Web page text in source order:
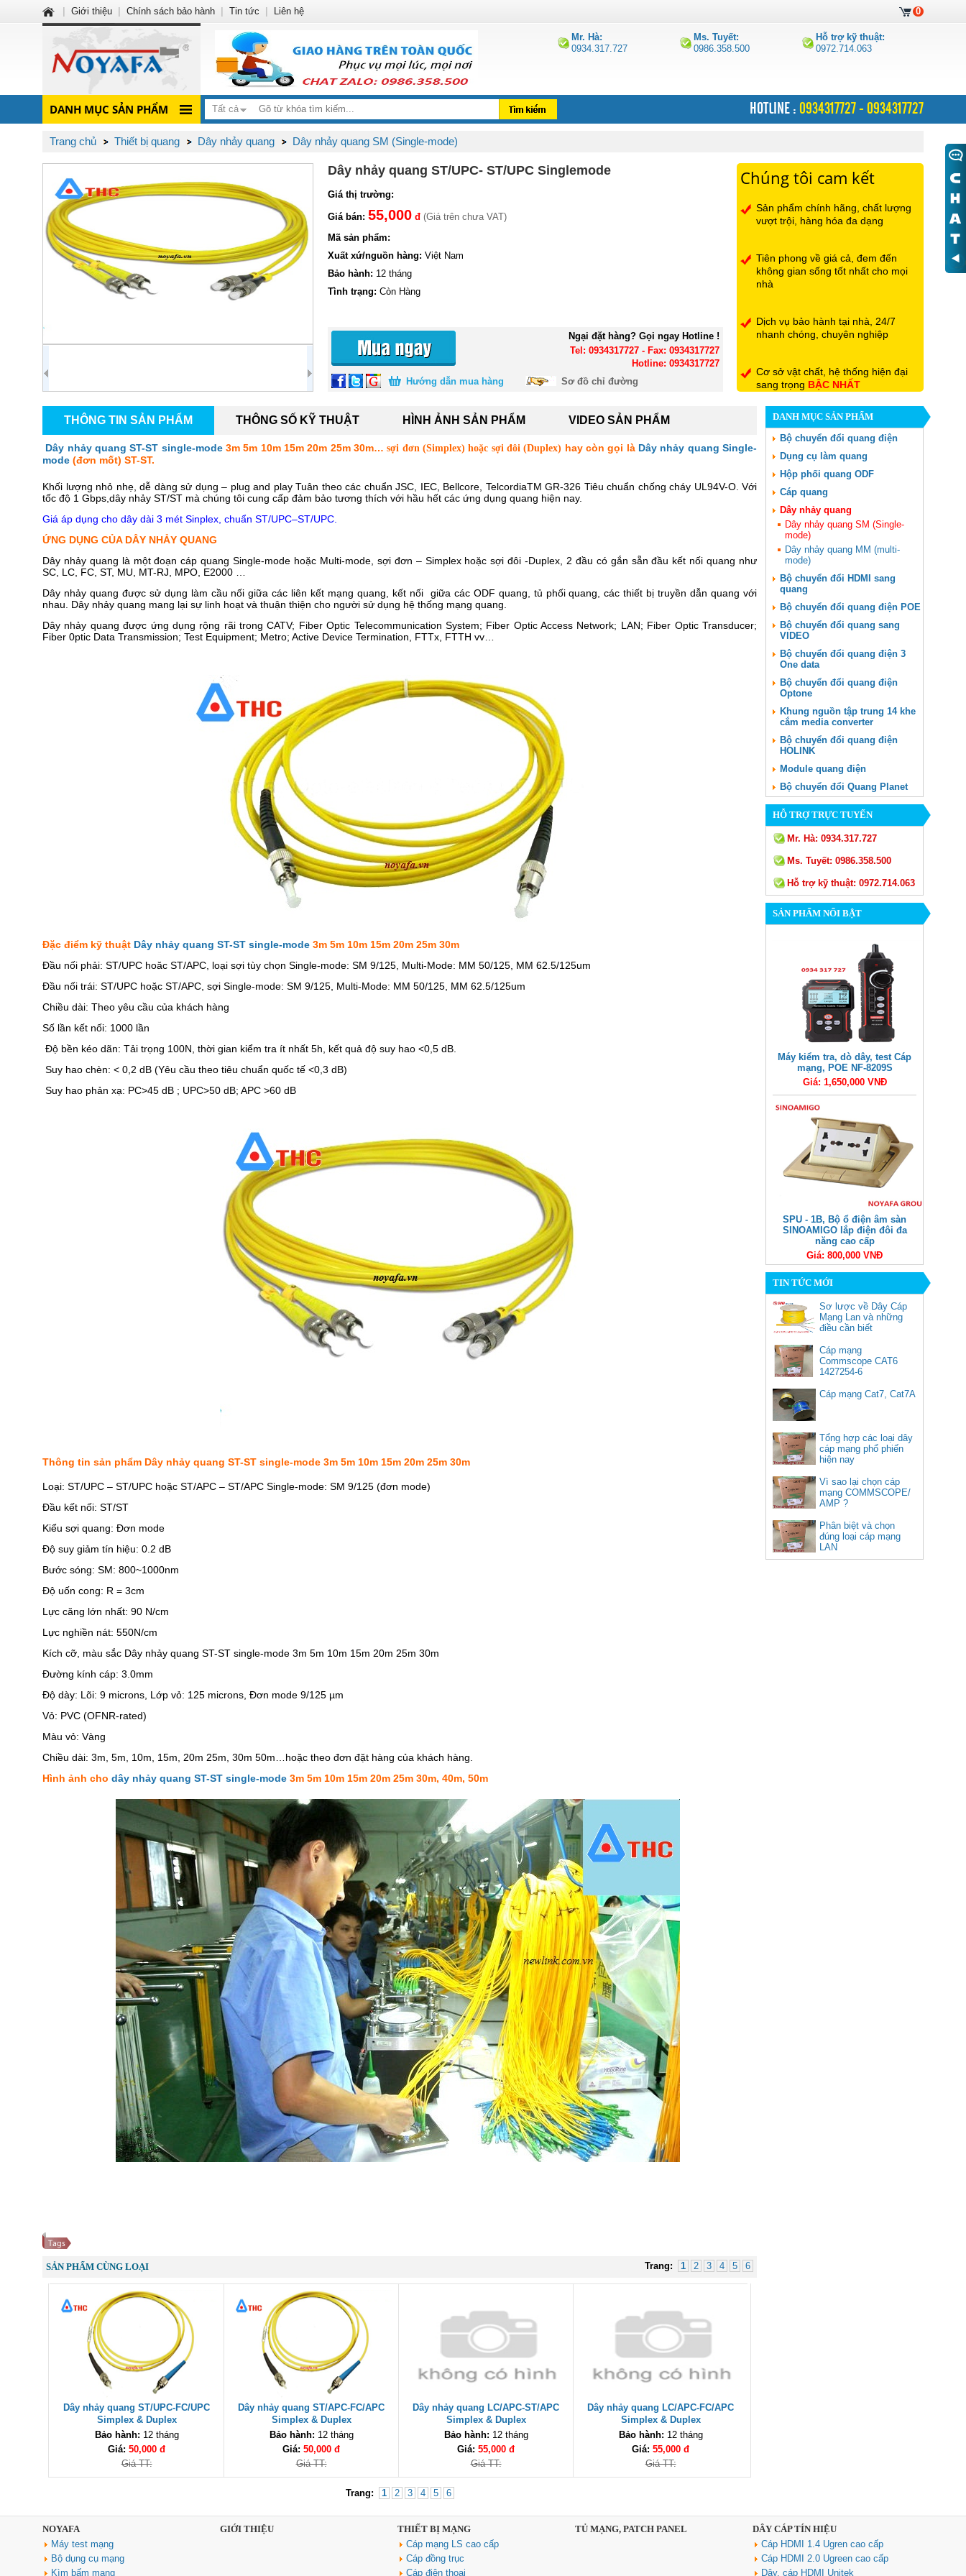
Mr. Hà:
0934.317.727
Ms. Tuyết:
0986.358.500
Hỗ trợ kỹ thuật:
0972.714.063
DANH MỤC SẢN PHẨM Tất cả HOTLINE : 0934317727 - 0934317727
Trang chủ Thiết bị quang Dây nhảy quang Dây nhảy quang SM (Single-mode)
Dây nhảy quang ST/UPC- ST/UPC Singlemode
Giá thị trường:
Giá bán: 55,000 đ (Giá trên chưa VAT)
Mã sản phẩm:
Xuất xứ/nguồn hàng: Việt Nam
Bảo hành: 12 tháng
Tình trạng: Còn Hàng
Ngại đặt hàng? Gọi ngay Hotline !
Tel: 0934317727 - Fax: 0934317727
Hotline: 0934317727
Hướng dẫn mua hàng
Sơ đồ chỉ đường
Chúng tôi cam kết
Sản phẩm chính hãng, chất lượng
vượt trội, hàng hóa đa dạng
Tiên phong về giá cả, đem đến
không gian sống tốt nhất cho mọi
nhà
Dịch vụ bảo hành tại nhà, 24/7
nhanh chóng, chuyên nghiệp
Cơ sở vật chất, hệ thống hiện đại
sang trọng BẬC NHẤT
Đội ngũ nhân viên có trình độ
chuyên môn, tận tình hết mình vì
khách hàng
THÔNG TIN SẢN PHẨM THÔNG SỐ KỸ THUẬT HÌNH ẢNH SẢN PHẨM VIDEO SẢN PHẨM
Dây nhảy quang ST-ST single-mode3m 5m 10m 15m 20m 25m 30m…sợi đơn (Simplex) hoặc sợi đôi (Duplex) hay còn gọi là Dây nhảy quang Single-
mode (đơn mốt) ST-ST.
Khối lượng nhỏ nhẹ, dễ dàng sử dụng – plug and play Tuân theo các chuẩn JSC, IEC, Bellcore, TelcordiaTM GR-326 Tiêu chuẩn chống cháy UL94V-O. Với
tốc độ 1 Gbps,dây nhảy ST/ST mà chúng tôi cung cấp đảm bảo tương thích với hầu hết các ứng dụng quang hiện nay.
Giá áp dụng cho dây dài 3 mét Sinplex, chuẩn ST/UPC–ST/UPC.
ỨNG DỤNG CỦA DÂY NHẢY QUANG
Dây nhảy quang là một đoạn cáp quang Single-mode hoặc Multi-mode, sợi đơn – Simplex hoặc sợi đôi -Duplex, 2 đầu có gắn sẵn đầu kết nối quang như
SC, LC, FC, ST, MU, MT-RJ, MPO, E2000 …
Dây nhảy quang được sử dụng làm cầu nối giữa các liên kết mạng quang, kết nối giữa các ODF quang, tủ phối quang, các thiết bị truyền dẫn quang với
nhau. Dây nhảy quang mang lại sự linh hoạt và thuận thiện cho người sử dụng hệ thống mạng quang.
Dây nhảy quang được ứng dụng rộng rãi trong CATV; Fiber Optic Telecommunication System; Fiber Optic Access Network; LAN; Fiber Optic Transducer;
Fiber 0ptic Data Transmission; Test Equipment; Metro; Active Device Termination, FTTx, FTTH vv…
Đặc điểm kỹ thuật Dây nhảy quang ST-ST single-mode 3m 5m 10m 15m 20m 25m 30m
Đầu nối phải: ST/UPC hoăc ST/APC, loại sợi tùy chọn Single-mode: SM 9/125, Multi-Mode: MM 50/125, MM 62.5/125um
Đầu nối trái: ST/UPC hoặc ST/APC, sợi Single-mode: SM 9/125, Multi-Mode: MM 50/125, MM 62.5/125um
Chiều dài: Theo yêu cầu của khách hàng
Số lần kết nối: 1000 lần
Độ bền kéo dãn: Tải trọng 100N, thời gian kiểm tra ít nhất 5h, kết quả độ suy hao <0,5 dB.
Suy hao chèn: < 0,2 dB (Yêu cầu theo tiêu chuẩn quốc tế <0,3 dB)
Suy hao phản xạ: PC>45 dB ; UPC>50 dB; APC >60 dB
Thông tin sản phẩm Dây nhảy quang ST-ST single-mode 3m 5m 10m 15m 20m 25m 30m
Loại: ST/UPC – ST/UPC hoặc ST/APC – ST/APC Single-mode: SM 9/125 (đơn mode)
Đầu kết nối: ST/ST
Kiểu sợi quang: Đơn mode
Độ suy giảm tín hiệu: 0.2 dB
Bước sóng: SM: 800~1000nm
Độ uốn cong: R = 3cm
Lực căng lớn nhất: 90 N/cm
Lực nghiền nát: 550N/cm
Kích cỡ, màu sắc Dây nhảy quang ST-ST single-mode 3m 5m 10m 15m 20m 25m 30m
Đường kính cáp: 3.0mm
Độ dày: Lõi: 9 microns, Lớp vỏ: 125 microns, Đơn mode 9/125 µm
Vỏ: PVC (OFNR-rated)
Màu vỏ: Vàng
Chiều dài: 3m, 5m, 10m, 15m, 20m 25m, 30m 50m…hoặc theo đơn đặt hàng của khách hàng.
Hình ảnh cho dây nhảy quang ST-ST single-mode 3m 5m 10m 15m 20m 25m 30m, 40m, 50m
Trang: 1 2 3 4 5 6
SẢN PHẨM CÙNG LOẠI
Dây nhảy quang ST/UPC-FC/UPC
Simplex & Duplex
Bảo hành: 12 tháng
Giá: 50,000 đ
Giá TT:
Dây nhảy quang ST/APC-FC/APC
Simplex & Duplex
Bảo hành: 12 tháng
Giá: 50,000 đ
Giá TT:
Dây nhảy quang LC/APC-ST/APC
Simplex & Duplex
Bảo hành: 12 tháng
Giá: 55,000 đ
Giá TT:
Dây nhảy quang LC/APC-FC/APC
Simplex & Duplex
Bảo hành: 12 tháng
Giá: 55,000 đ
Giá TT:
Trang: 1 2 3 4 5 6
DANH MỤC SẢN PHẨM
Bộ chuyển đổi quang điện
Dụng cụ làm quang
Hộp phối quang ODF
Cáp quang
Dây nhảy quang
Dây nhảy quang SM (Single-
mode)
Dây nhảy quang MM (multi-
mode)
Bộ chuyển đổi HDMI sang
quang
Bộ chuyển đổi quang điện POE
Bộ chuyển đổi quang sang
VIDEO
Bộ chuyển đổi quang điện 3
One data
Bộ chuyển đổi quang điện
Optone
Khung nguồn tập trung 14 khe
cắm media converter
Bộ chuyển đổi quang điện
HOLINK
Module quang điện
Bộ chuyển đổi Quang Planet
HỖ TRỢ TRỰC TUYẾN
Mr. Hà: 0934.317.727
Ms. Tuyết: 0986.358.500
Hỗ trợ kỹ thuật: 0972.714.063
SẢN PHẨM NỔI BẬT
Máy kiểm tra, dò dây, test Cáp
mạng, POE NF-8209S
Giá: 1,650,000 VNĐ
SPU - 1B, Bộ ổ điện âm sàn
SINOAMIGO lắp điện đôi đa
năng cao cấp
Giá: 800,000 VNĐ
50252, Bộ chuyển USB Type C
sang Lan 100/1000 kèm 3 cổng
USB 3.0 Ugreen cao cấp
TIN TỨC MỚI
Sơ lược về Dây Cáp
Mạng Lan và những
điều cần biết
Cáp mạng
Commscope CAT6
1427254-6
Cáp mạng Cat7, Cat7A
Tổng hợp các loại dây
cáp mạng phổ phiến
hiện nay
Vì sao lại chọn cáp
mạng COMMSCOPE/
AMP ?
Phân biệt và chọn
đúng loại cáp mạng
LAN
NOYAFA
Máy test mạng
Bộ dụng cụ mạng
Kìm bấm mạng
GIỚI THIỆU
THIẾT BỊ MẠNG
Cáp mạng LS cao cấp
Cáp đồng trục
Cáp điện thoại
TỦ MẠNG, PATCH PANEL
DÂY CÁP TÍN HIỆU
Cáp HDMI 1.4 Ugren cao cấp
Cáp HDMI 2.0 Ugreen cao cấp
Dây, cáp HDMI Unitek
0
Giới thiệu Chính sách bảo hành Tin tức Liên hệ